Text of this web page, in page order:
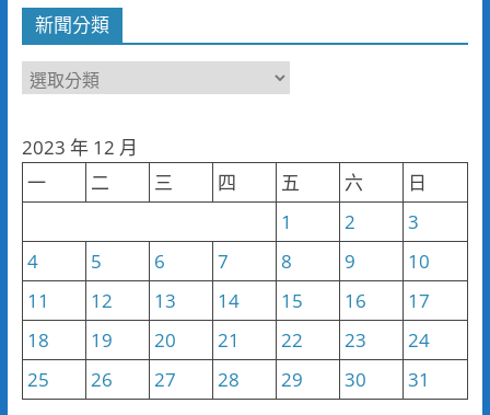
新聞分類
新
類
2023 年 12 月
一
二 三 四 五 六
日
1
2
3
4
5 6 7 8 9
10
11
12 13 14 15 16
17
18
19 20 21 22 23
24
25
26 27 28 29 30 31